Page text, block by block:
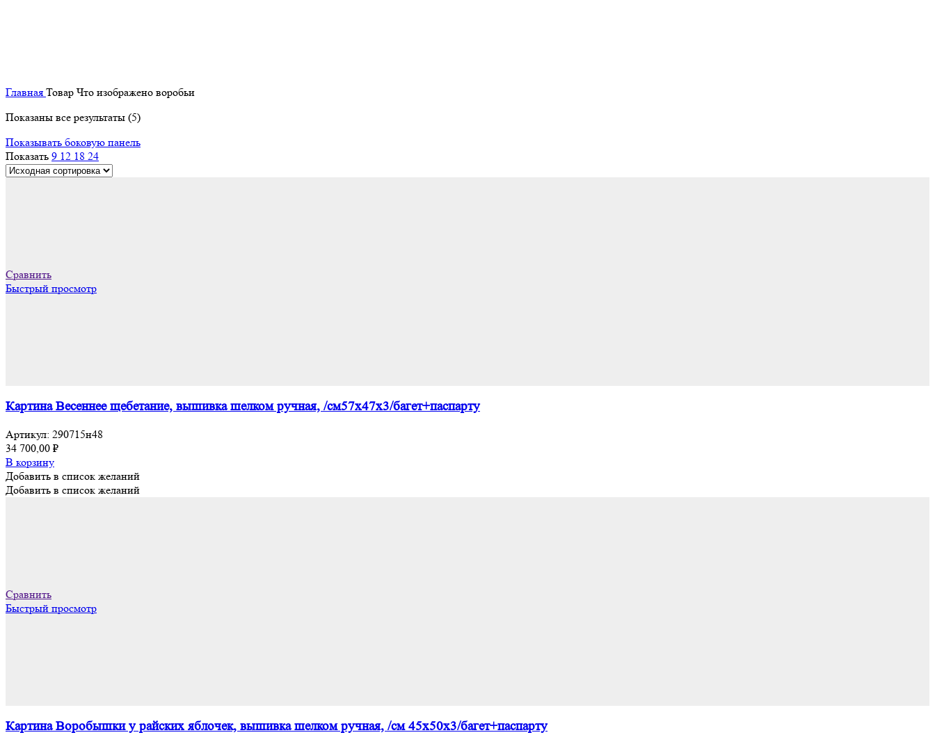
Главная Товар Что изображено воробьи
Показаны все результаты (5)
Показывать боковую панель
Показать 9 12 18 24
Сравнить
Быстрый просмотр
Картина Весеннее щебетание, вышивка шелком ручная, /см57х47х3/багет+паспарту
Артикул: 290715н48
34 700,00 ₽
В корзину
Добавить в список желаний
Добавить в список желаний
Сравнить
Быстрый просмотр
Картина Воробышки у райских яблочек, вышивка шелком ручная, /см 45х50х3/багет+паспарту